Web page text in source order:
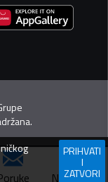
Navigacija
PRIHVATI
I
ZATVORI